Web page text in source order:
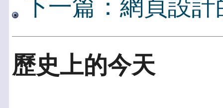
下一篇：網頁設計
歷史上的今天